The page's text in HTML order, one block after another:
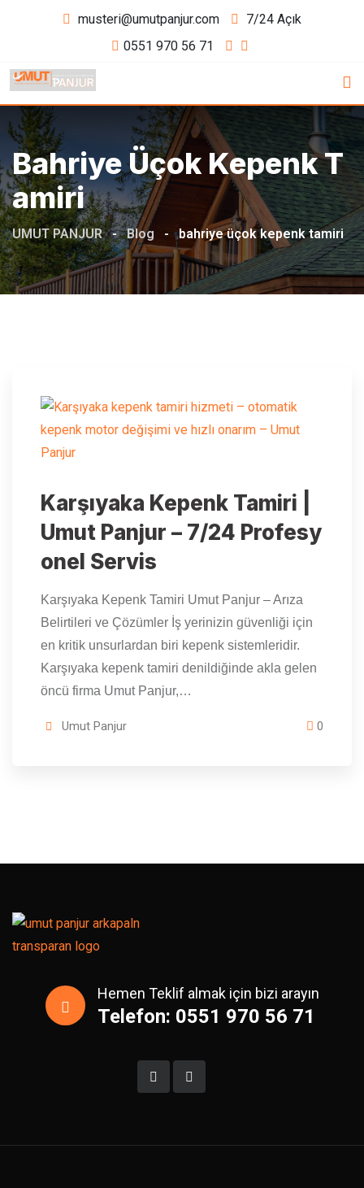
musteri@umutpanjur.com
7/24 Açık
0551 970 56 71
Bahriye Üçok Kepenk T
Amiri
UMUT PANJUR - Blog - bahriye üçok kepenk tamiri
Karşıyaka Kepenk Tamiri |
Umut Panjur – 7/24 Profesy
onel Servis
Karşıyaka Kepenk Tamiri Umut Panjur – Arıza
Belirtileri ve Çözümler İş yerinizin güvenliği için
en kritik unsurlardan biri kepenk sistemleridir.
Karşıyaka kepenk tamiri denildiğinde akla gelen
öncü firma Umut Panjur,…
Umut Panjur 0
Hemen Teklif almak için bizi arayın
Telefon: 0551 970 56 71